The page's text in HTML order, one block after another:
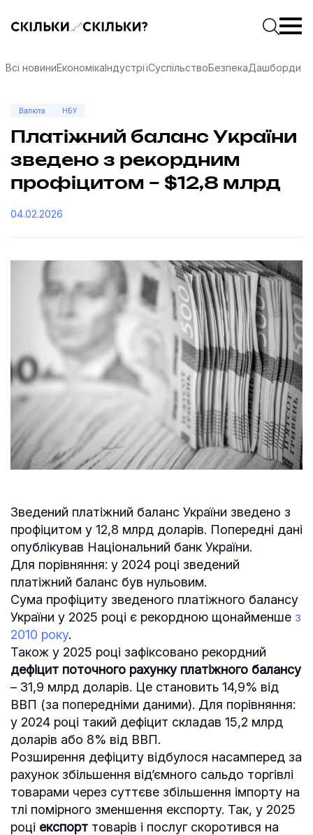
Скільки-скільки? — Медіа про суспільні даніПочати
Всі новиниЕкономікаІндустріїСуспільствоБезпекаДашборди
Валюта НБУ
Платіжний баланс України
зведено з рекордним
профіцитом – $12,8 млрд
04.02.2026
Зведений платіжний баланс України зведено з
профіцитом у 12,8 млрд доларів. Попередні дані
опублікував Національний банк України.
Для порівняння: у 2024 році зведений
платіжний баланс був нульовим.
Сума профіциту зведеного платіжного балансу
України у 2025 році є рекордною щонайменше з
2010 року.
Також у 2025 році зафіксовано рекордний
дефіцит поточного рахунку платіжного балансу
– 31,9 млрд доларів. Це становить 14,9% від
ВВП (за попередніми даними). Для порівняння:
у 2024 році такий дефіцит складав 15,2 млрд
доларів або 8% від ВВП.
Розширення дефіциту відбулося насамперед за
рахунок збільшення від’ємного сальдо торгівлі
товарами через суттєве збільшення імпорту на
тлі помірного зменшення експорту. Так, у 2025
році експорт товарів і послуг скоротився на